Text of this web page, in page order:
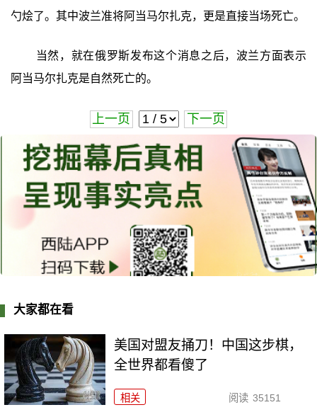
勺烩了。其中波兰准将阿当马尔扎克，更是直接当场死亡。
当然，就在俄罗斯发布这个消息之后，波兰方面表示
阿当马尔扎克是自然死亡的。
上一页 下一页
大家都在看
美国对盟友捅刀！中国这步棋，
全世界都看傻了
相关 阅读 35151